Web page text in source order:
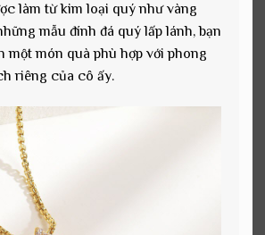
làm từ kim loại quý như vàng
mẫu đính đá quý lấp lánh, bạn
một món quà phù hợp với phong
riêng của cô ấy.